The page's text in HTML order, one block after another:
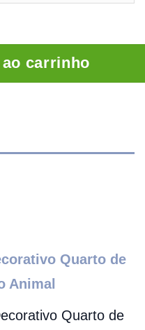
de Bebê Mundo Animal
carrinho
Quarto de
Animal
Quarto de